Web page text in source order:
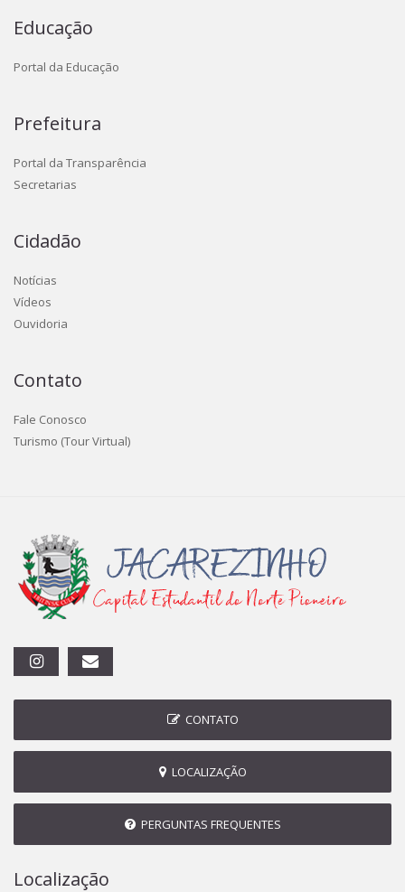
Educação
Portal da Educação
Prefeitura
Portal da Transparência
Secretarias
Cidadão
Notícias
Vídeos
Ouvidoria
Contato
Fale Conosco
Turismo (Tour Virtual)
CONTATO
LOCALIZAÇÃO
PERGUNTAS FREQUENTES
Localização